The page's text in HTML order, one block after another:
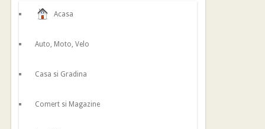
Acasa
Auto, Moto, Velo
Casa si Gradina
Comert si Magazine